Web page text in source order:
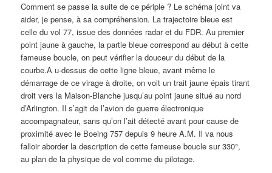
Comment se passe la suite de ce périple ? Le schéma joint va
aider, je pense, à sa compréhension. La trajectoire bleue est
celle du vol 77, issue des données radar et du FDR. Au premier
point jaune à gauche, la partie bleue correspond au début à cette
fameuse boucle, on peut vérifier la douceur du début de la
courbe.A u-dessus de cette ligne bleue, avant même le
démarrage de ce virage à droite, on voit un trait jaune épais tirant
droit vers la Maison-Blanche jusqu’au point jaune situé au nord
d’Arlington. Il s’agit de l’avion de guerre électronique
accompagnateur, sans qu’on l’ait détecté avant pour cause de
proximité avec le Boeing 757 depuis 9 heure A.M. Il va nous
falloir aborder la description de cette fameuse boucle sur 330°,
au plan de la physique de vol comme du pilotage.